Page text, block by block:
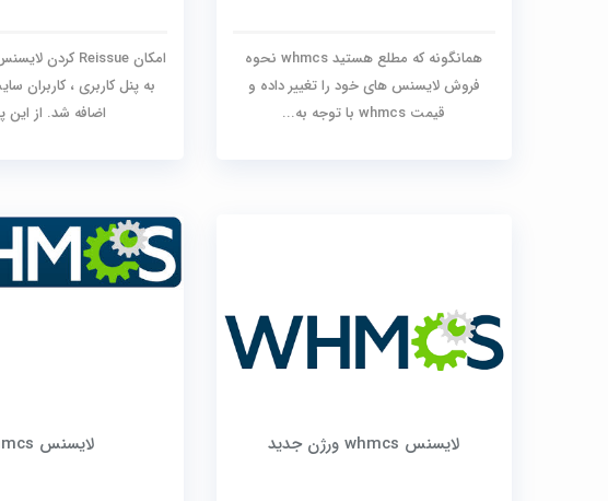
همانگونه که مطلع هستید whmcs نحوه
فروش لایسنس های خود را تغییر داده و
قیمت whmcs با توجه به...
به پنل کاربری ، کاربران
اضافه شد. از
لایسنس whmcs ورژن جدید لایسنس whmcs